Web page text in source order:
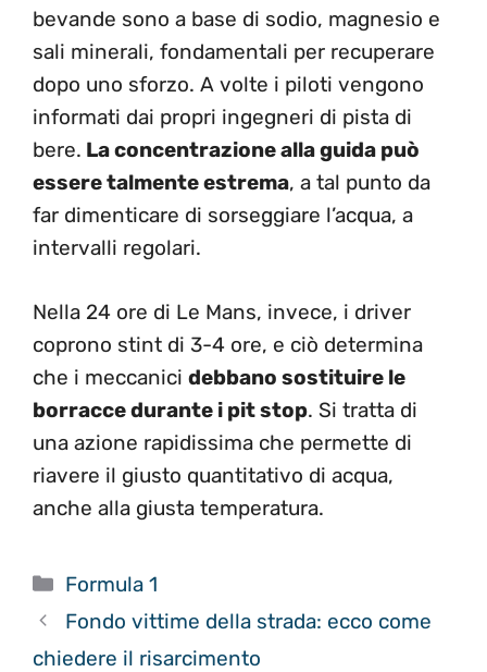
bevande sono a base di sodio, magnesio e
sali minerali, fondamentali per recuperare
dopo uno sforzo. A volte i piloti vengono
informati dai propri ingegneri di pista di
bere. La concentrazione alla guida può
essere talmente estrema, a tal punto da
far dimenticare di sorseggiare l’acqua, a
intervalli regolari.
Nella 24 ore di Le Mans, invece, i driver
coprono stint di 3-4 ore, e ciò determina
che i meccanici debbano sostituire le
borracce durante i pit stop. Si tratta di
una azione rapidissima che permette di
riavere il giusto quantitativo di acqua,
anche alla giusta temperatura.
Categorie
Formula 1
Fondo vittime della strada: ecco come
chiedere il risarcimento